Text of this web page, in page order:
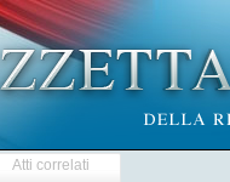
Atti correlati